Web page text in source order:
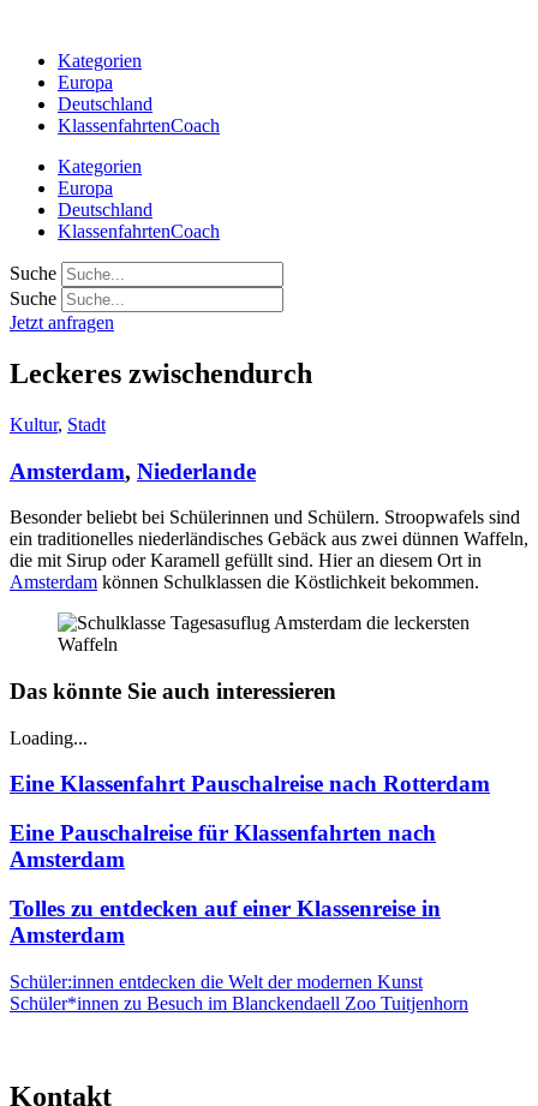
springenKategorien
Europa
Deutschland
KlassenfahrtenCoach
Kategorien
Europa
Deutschland
KlassenfahrtenCoach
Suche
Suche
Jetzt anfragen
Leckeres zwischendurch
Kultur, Stadt
Amsterdam, Niederlande
Besonder beliebt bei Schülerinnen und Schülern. Stroopwafels sind
ein traditionelles niederländisches Gebäck aus zwei dünnen Waffeln,
die mit Sirup oder Karamell gefüllt sind. Hier an diesem Ort in
Amsterdam können Schulklassen die Köstlichkeit bekommen.
Das könnte Sie auch interessieren
Loading...
Eine Klassenfahrt Pauschalreise nach Rotterdam
Eine Pauschalreise für Klassenfahrten nach
Amsterdam
Tolles zu entdecken auf einer Klassenreise in
Amsterdam
Schüler:innen entdecken die Welt der modernen Kunst
Schüler*innen zu Besuch im Blanckendaell Zoo Tuitjenhorn
Kontakt